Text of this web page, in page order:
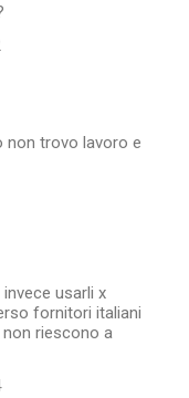
non trovo lavoro e
usarli x
fornitori italiani
riescono a